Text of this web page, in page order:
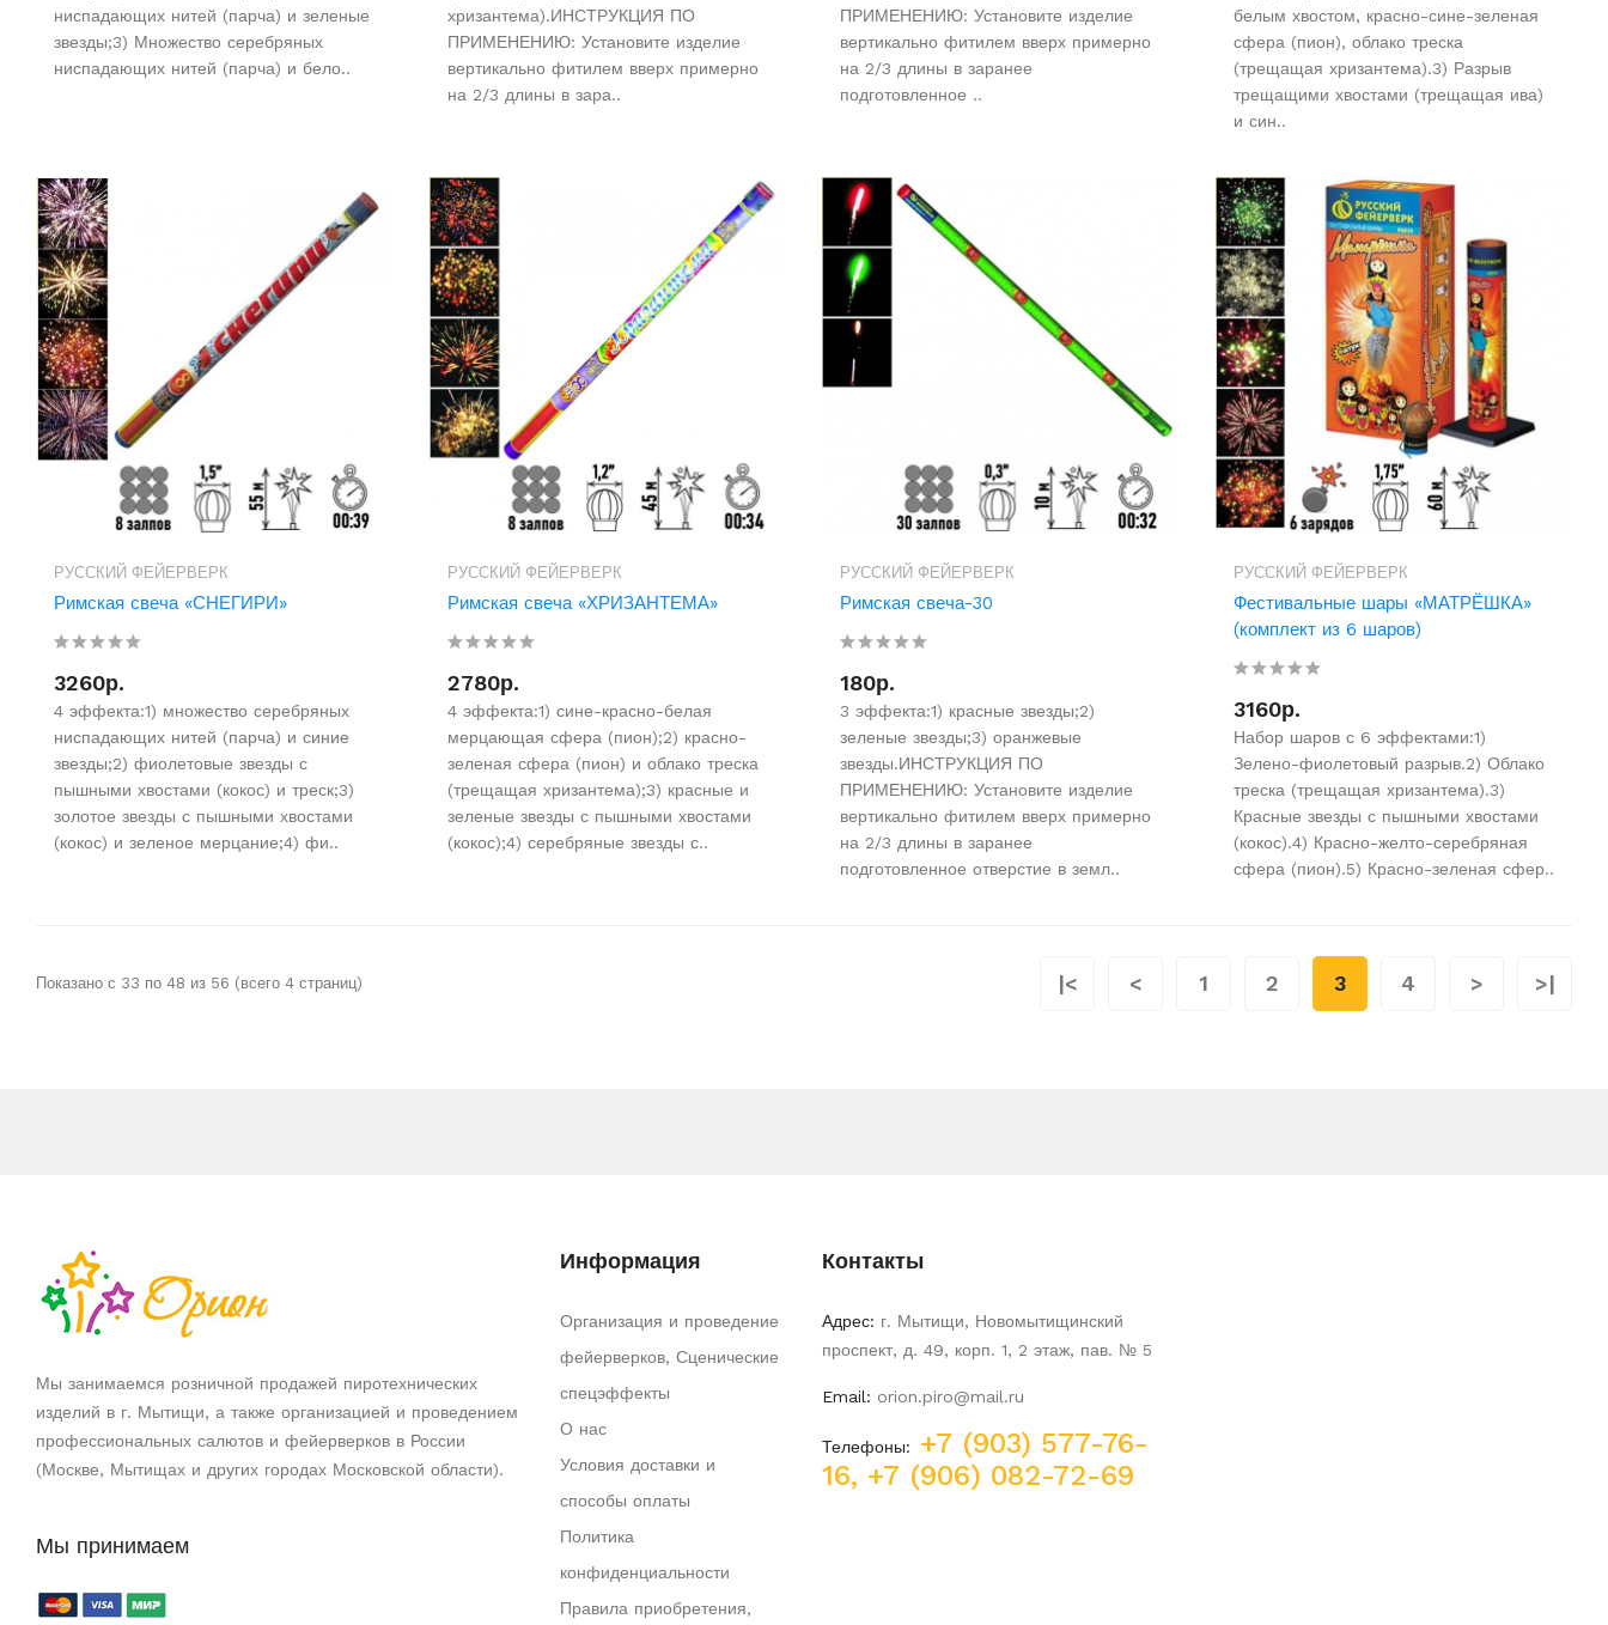
ниспадающих нитей (парча) и зеленые
звезды;3) Множество серебряных
ниспадающих нитей (парча) и бело..
хризантема).ИНСТРУКЦИЯ ПО
ПРИМЕНЕНИЮ: Установите изделие
вертикально фитилем вверх примерно
на 2/3 длины в зара..
ПРИМЕНЕНИЮ: Установите изделие
вертикально фитилем вверх примерно
на 2/3 длины в заранее
подготовленное ..
белым хвостом, красно-сине-зеленая
сфера (пион), облако треска
(трещащая хризантема).3) Разрыв
трещащими хвостами (трещащая ива)
и син..
РУССКИЙ ФЕЙЕРВЕРК
Римская свеча «СНЕГИРИ»
3260р.
4 эффекта:1) множество серебряных
ниспадающих нитей (парча) и синие
звезды;2) фиолетовые звезды с
пышными хвостами (кокос) и треск;3)
золотое звезды с пышными хвостами
(кокос) и зеленое мерцание;4) фи..
РУССКИЙ ФЕЙЕРВЕРК
Римская свеча «ХРИЗАНТЕМА»
2780р.
4 эффекта:1) сине-красно-белая
мерцающая сфера (пион);2) красно-
зеленая сфера (пион) и облако треска
(трещащая хризантема);3) красные и
зеленые звезды с пышными хвостами
(кокос);4) серебряные звезды с..
РУССКИЙ ФЕЙЕРВЕРК
Римская свеча-30
180р.
3 эффекта:1) красные звезды;2)
зеленые звезды;3) оранжевые
звезды.ИНСТРУКЦИЯ ПО
ПРИМЕНЕНИЮ: Установите изделие
вертикально фитилем вверх примерно
на 2/3 длины в заранее
подготовленное отверстие в земл..
РУССКИЙ ФЕЙЕРВЕРК
Фестивальные шары «МАТРЁШКА»
(комплект из 6 шаров)
3160р.
Набор шаров с 6 эффектами:1)
Зелено-фиолетовый разрыв.2) Облако
треска (трещащая хризантема).3)
Красные звезды с пышными хвостами
(кокос).4) Красно-желто-серебряная
сфера (пион).5) Красно-зеленая сфер..
|< < 1 2 3 4 > >|
Показано с 33 по 48 из 56 (всего 4 страниц)
Мы занимаемся розничной продажей пиротехнических
изделий в г. Мытищи, а также организацией и проведением
профессиональных салютов и фейерверков в России
(Москве, Мытищах и других городах Московской области).
Мы принимаем
Информация
Организация и проведение
фейерверков, Сценические
спецэффекты
О нас
Условия доставки и
способы оплаты
Политика
конфиденциальности
Правила приобретения,
Контакты
Адрес: г. Мытищи, Новомытищинский
проспект, д. 49, корп. 1, 2 этаж, пав. № 5
Email: orion.piro@mail.ru
Телефоны:
+7 (903) 577-76-
16, +7 (906) 082-72-69